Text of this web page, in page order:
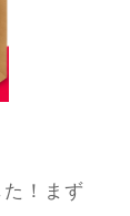
！まず